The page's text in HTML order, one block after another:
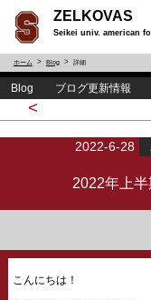
ZELKOVAS
Seikei univ. american
ホーム Blog 詳細
Blog ブログ更新情報
<
2022-6-28
2022年上
こんにちは！